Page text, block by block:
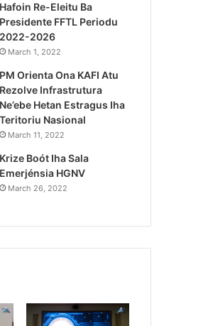
Ajuda
Autór Kriminozu
Estranjeiru
Hafoin Re-Eleitu Ba
Presidente FFTL Periodu
2022-2026
March 1, 2022
PM Orienta Ona KAFI Atu
Rezolve Infrastrutura
Ne’ebe Hetan Estragus Iha
Teritoriu Nasional
March 11, 2022
Krize Boót Iha Sala
Emerjénsia HGNV
March 26, 2022